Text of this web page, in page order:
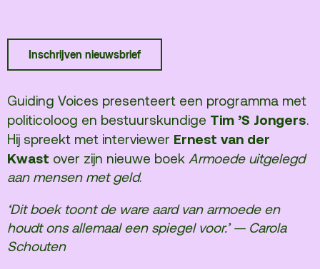
Kerktuin Adres, route en
parkeren
Kaartverkoopinfo
Huisregels
Inschrijven nieuwsbrief
Guiding Voices presenteert een programma met
politicoloog en bestuurskundige Tim ’S Jongers.
Hij spreekt met interviewer Ernest van der
Kwast over zijn nieuwe boek Armoede uitgelegd
aan mensen met geld.
‘Dit boek toont de ware aard van armoede en
houdt ons allemaal een spiegel voor.’ — Carola
Schouten